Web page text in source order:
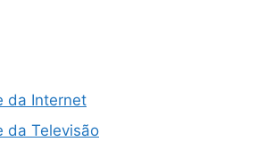
da Internet
da Televisão